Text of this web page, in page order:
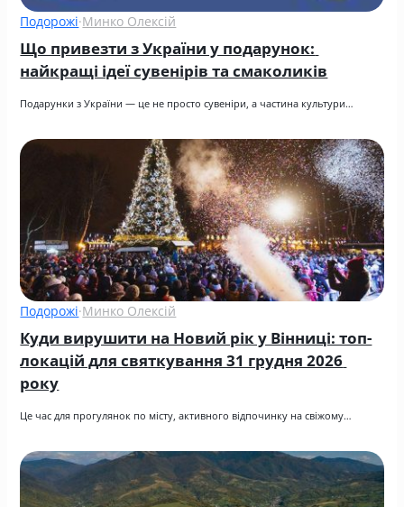
Подорожі·Минко Олексій
Що привезти з України у подарунок:
найкращі ідеї сувенірів та смаколиків
Подарунки з України — це не просто сувеніри, а частина культури…
Подорожі·Минко Олексій
Куди вирушити на Новий рік у Вінниці: топ-
локацій для святкування 31 грудня 2026
року
Це час для прогулянок по місту, активного відпочинку на свіжому…